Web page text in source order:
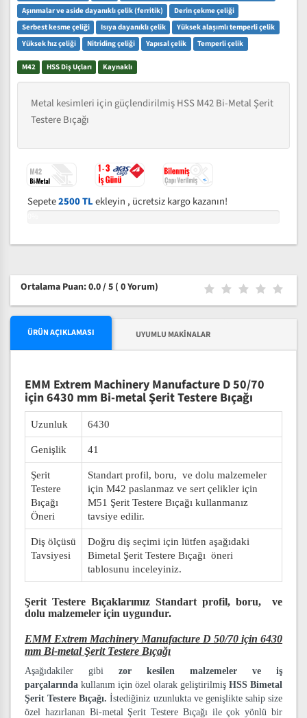
Aşınmalar ve aside dayanıklı çelik (ferritik)
Derin çekme çeliği
Serbest kesme çeliği
Isıya dayanıklı çelik
Yüksek alaşımlı temperli çelik
Yüksek hız çeliği
Nitriding çeliği Yapısal çelik Temperli çelik
M42 HSS Diş Uçları Kaynaklı
Metal kesimleri için güçlendirilmiş HSS M42 Bi-Metal Şerit
Testere Bıçağı
Sepete2500 TLekleyin , ücretsiz kargo kazanın!
Ortalama Puan: 0.0 / 5 ( 0 Yorum)
ÜRÜN AÇIKLAMASI UYUMLU MAKINALAR
EMM Extrem Machinery Manufacture D 50/70
için 6430 mm Bi-metal Şerit Testere Bıçağı
Uzunluk 6430
Genişlik 41
Şerit
Testere
Bıçağı
Öneri
Standart profil, boru, ve dolu malzemeler
için M42 paslanmaz ve sert çelikler için
M51 Şerit Testere Bıçağı kullanmanız
tavsiye edilir.
Diş ölçüsü
Tavsiyesi
Doğru diş seçimi için lütfen aşağıdaki
Bimetal Şerit Testere Bıçağı öneri
tablosunu inceleyiniz.
Şerit Testere Bıçaklarımız Standart profil, boru, ve
dolu malzemeler için uygundur.
EMM Extrem Machinery Manufacture D 50/70 için 6430
mm Bi-metal Şerit Testere Bıçağı
Aşağıdakiler gibi zor kesilen malzemeler ve iş
parçalarında kullanım için özel olarak geliştirilmiş HSS Bimetal
Şerit Testere Bıçağı.İstediğiniz uzunlukta ve genişlikte sahip size
özel hazırlanan Bi-metal Şerit Testere Bıçağı ile çok yönlü bir